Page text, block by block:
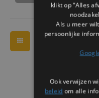
klikt op “Alles
Als u meer
persoonlijke
Ook verwijzen
beleid om alle